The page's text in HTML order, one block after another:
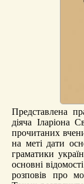
Представлена
діяча Іларіона
прочитаних
на меті дати
граматики
основні
розповів про